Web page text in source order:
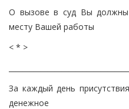
О вызове в суд Вы должны
месту Вашей работы
< * >
За каждый день
денежное